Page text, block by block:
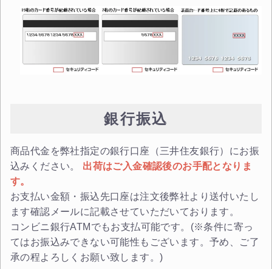
銀行振込
商品代金を弊社指定の銀行口座（三井住友銀行）にお振
込みください。 出荷はご入金確認後のお手配となりま
す。
お支払い金額・振込先口座は注文後弊社より送付いたし
ます確認メールに記載させていただいております。
コンビニ銀行ATMでもお支払可能です。(※条件に寄っ
てはお振込みできない可能性もございます。予め、ご了
承の程よろしくお願い致します。)